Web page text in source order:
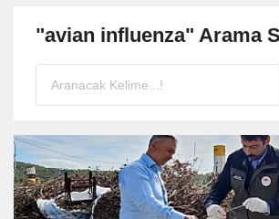
"avian influenza" Arama